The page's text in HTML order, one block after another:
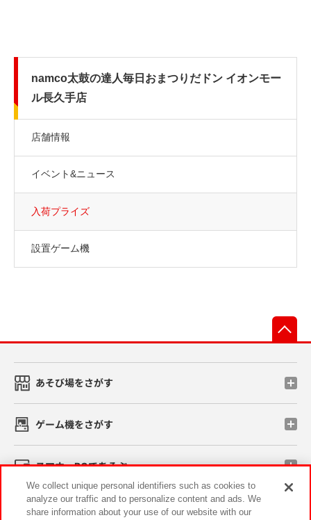
namco太鼓の達人毎日おまつりだドン イオンモー
ル長久手店
店舗情報
イベント&ニュース
入荷プライズ
設置ゲーム機
あそび場をさがす
ゲーム機をさがす
スマホ・PCであそぶ
イベント・キャンペーン
We collect unique personal identifiers such as cookies to
analyze our traffic and to personalize content and ads. We
share information about your use of our website with our